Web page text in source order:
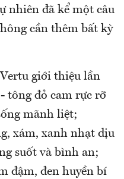
nhiên đã kể một câu
cần thêm bất kỳ
giới thiệu lần
tông đỏ cam rực rỡ
mãnh liệt;
xám, xanh nhạt dịu
suốt và bình an;
đậm, đen huyền bí